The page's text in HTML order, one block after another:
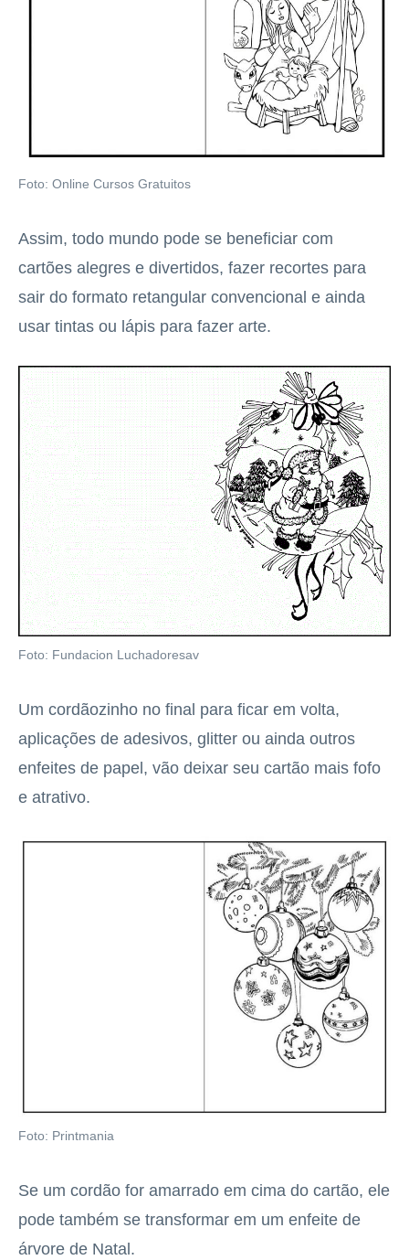
Foto: Online Cursos Gratuitos
Assim, todo mundo pode se beneficiar com
cartões alegres e divertidos, fazer recortes para
sair do formato retangular convencional e ainda
usar tintas ou lápis para fazer arte.
Foto: Fundacion Luchadoresav
Um cordãozinho no final para ficar em volta,
aplicações de adesivos, glitter ou ainda outros
enfeites de papel, vão deixar seu cartão mais fofo
e atrativo.
Foto: Printmania
Se um cordão for amarrado em cima do cartão, ele
pode também se transformar em um enfeite de
árvore de Natal.